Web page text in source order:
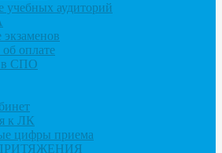
учебных аудиторий
экзаменов
оплате
в СПО
к ЛК
цифры приема